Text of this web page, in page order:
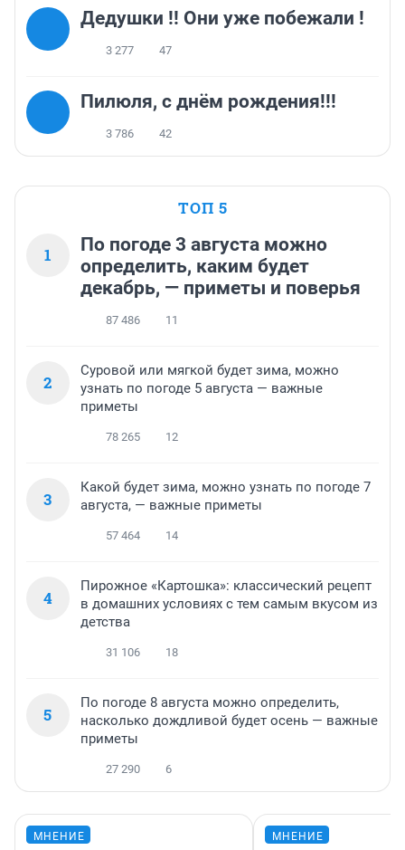
Дедушки !! Они уже побежали !
3 277 47
Пилюля, с днём рождения!!!
3 786 42
ТОП 5
1
По погоде 3 августа можно
определить, каким будет
декабрь, — приметы и поверья
87 486 11
2
Суровой или мягкой будет зима, можно
узнать по погоде 5 августа — важные
приметы
78 265 12
3
Какой будет зима, можно узнать по погоде 7
августа, — важные приметы
57 464 14
4
Пирожное «Картошка»: классический рецепт
в домашних условиях с тем самым вкусом из
детства
31 106 18
5
По погоде 8 августа можно определить,
насколько дождливой будет осень — важные
приметы
27 290 6
МНЕНИЕ МНЕНИЕ